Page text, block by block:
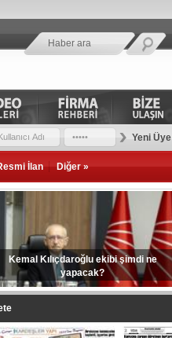
Yeni Üye
İlan Diğer »
Kemal Kılıçdaroğlu ekibi şimdi ne
yapacak?